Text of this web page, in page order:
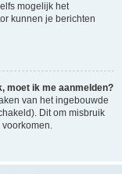
mogelijk het
kunnen je berichten
moet ik me aanmelden?
van het ingebouwde
Dit om misbruik